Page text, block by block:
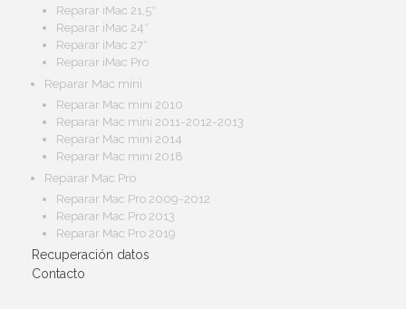
Reparar iMac 21,5″
Reparar iMac 24″
Reparar iMac 27″
Reparar iMac Pro
Reparar Mac mini
Reparar Mac mini 2010
Reparar Mac mini 2011-2012-2013
Reparar Mac mini 2014
Reparar Mac mini 2018
Reparar Mac Pro
Reparar Mac Pro 2009-2012
Reparar Mac Pro 2013
Reparar Mac Pro 2019
Recuperación datos
Contacto